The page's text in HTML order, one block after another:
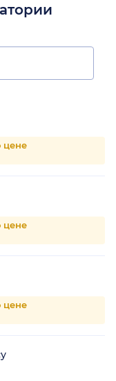
цене
цене
цене